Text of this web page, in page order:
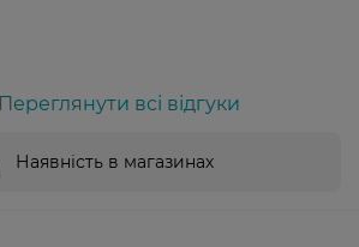
Переглянути всі відгуки
Наявність в магазинах